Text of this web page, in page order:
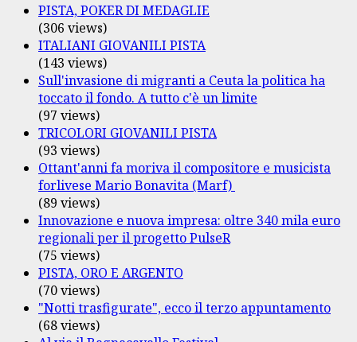
PISTA, POKER DI MEDAGLIE
(306 views)
ITALIANI GIOVANILI PISTA
(143 views)
Sull'invasione di migranti a Ceuta la politica ha
toccato il fondo. A tutto c'è un limite
(97 views)
TRICOLORI GIOVANILI PISTA
(93 views)
Ottant'anni fa moriva il compositore e musicista
forlivese Mario Bonavita (Marf)
(89 views)
Innovazione e nuova impresa: oltre 340 mila euro
regionali per il progetto PulseR
(75 views)
PISTA, ORO E ARGENTO
(70 views)
"Notti trasfigurate", ecco il terzo appuntamento
(68 views)